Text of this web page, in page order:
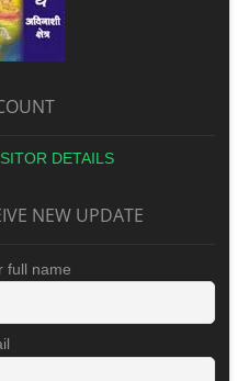
DETAILS
NEW UPDATE
full name